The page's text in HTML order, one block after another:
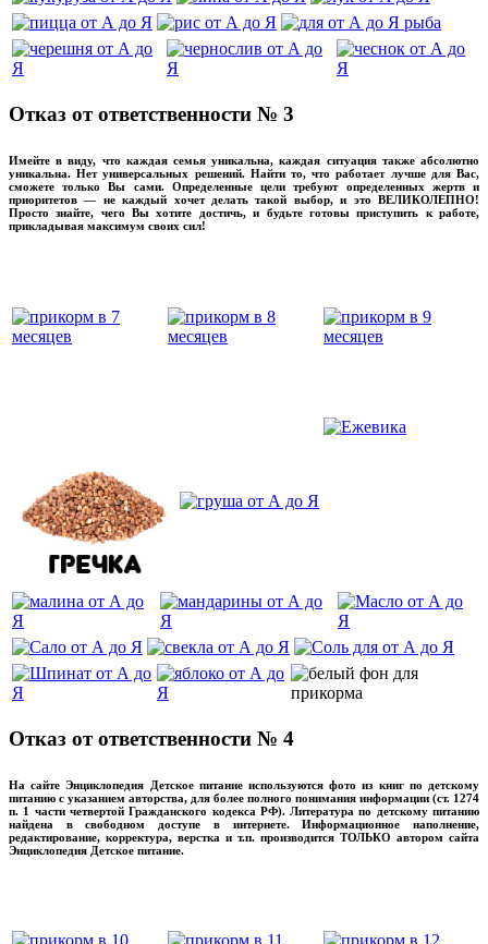
Отказ от ответственности № 3
Имейте в виду, что каждая семья уникальна, каждая ситуация также абсолютно
уникальна. Нет универсальных решений. Найти то, что работает лучше для Вас,
сможете только Вы сами. Определенные цели требуют определенных жертв и
приоритетов — не каждый хочет делать такой выбор, и это ВЕЛИКОЛЕПНО!
Просто знайте, чего Вы хотите достичь, и будьте готовы приступить к работе,
прикладывая максимум своих сил!
Отказ от ответственности № 4
На сайте Энциклопедия Детское питание используются фото из книг по детскому
питанию с указанием авторства, для более полного понимания информации (ст. 1274
п. 1 части четвертой Гражданского кодекса РФ). Литература по детскому питанию
найдена в свободном доступе в интернете. Информационное наполнение,
редактирование, корректура, верстка и т.п. производится ТОЛЬКО автором сайта
Энциклопедия Детское питание.